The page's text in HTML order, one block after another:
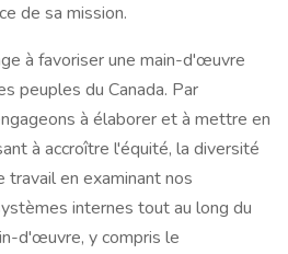
de sa mission.
à favoriser une main-d'œuvre
peuples du Canada. Par
à élaborer et à mettre en
à accroître l'équité, la diversité
travail en examinant nos
internes tout au long du
d'œuvre, y compris le